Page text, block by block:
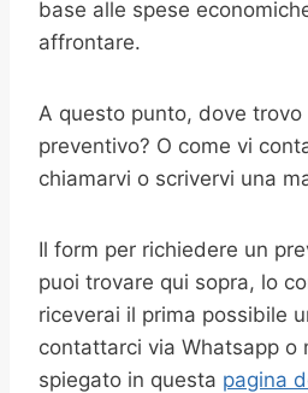
base alle spese
affrontare.
A questo punto, dove
preventivo? O come vi
chiamarvi o scrivervi una
Il form per richiedere un
puoi trovare qui sopra, lo
riceverai il prima possibile
contattarci via Whatsapp o
spiegato in questa pagina